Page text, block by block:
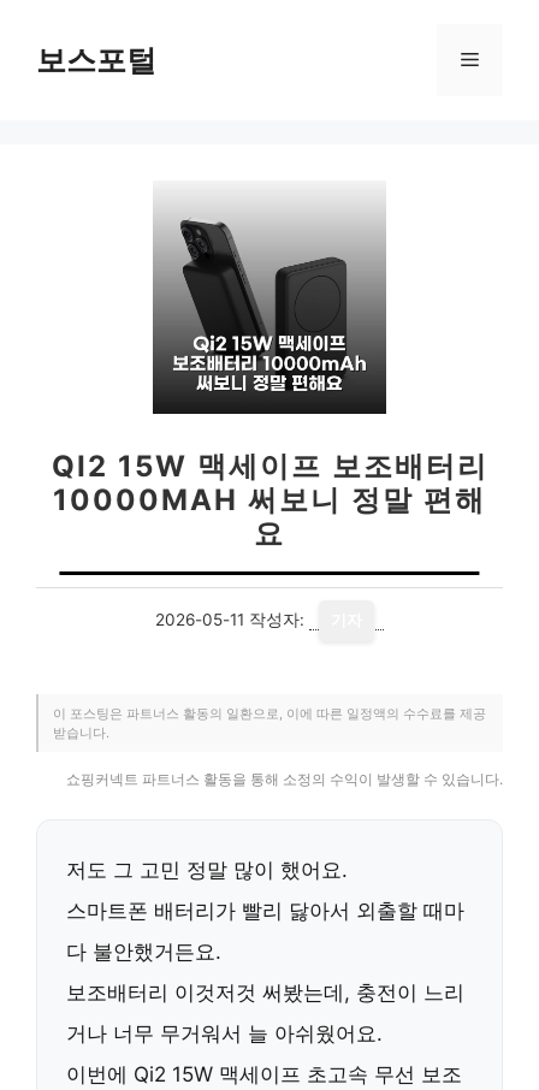
보스포털 메
QI2 15W 맥세이프 보조배터리
10000MAH 써보니 정말 편해
요
2026-05-11 작성자:
이 포스팅은 파트너스 활동의 일환으로, 이에 따른 일정액의 수수료를 제공
받습니다.
쇼핑커넥트 파트너스 활동을 통해 소정의 수익이 발생할 수 있습니다.
저도 그 고민 정말 많이 했어요.
스마트폰 배터리가 빨리 닳아서 외출할 때마
다 불안했거든요.
보조배터리 이것저것 써봤는데, 충전이 느리
거나 너무 무거워서 늘 아쉬웠어요.
이번에 Qi2 15W 맥세이프 초고속 무선 보조